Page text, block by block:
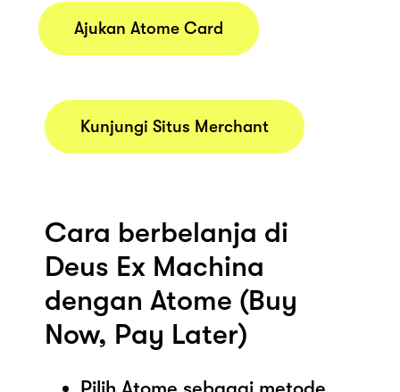
Ajukan Atome Card
Kunjungi Situs Merchant
Cara berbelanja di
Deus Ex Machina
dengan Atome (Buy
Now, Pay Later)